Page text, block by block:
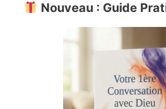
Nouveau : Guide